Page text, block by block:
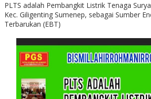
PLTS adalah Pembangkit Listrik Tenaga
Kec. Giligenting Sumenep, sebagai Sumber
Terbarukan (EBT)